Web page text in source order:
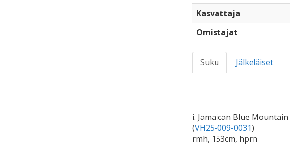
Kasvattaja
Omistajat
Suku Jälkeläiset
i. Jamaican Blue Mountain
(VH25-009-0031)
rmh, 153cm, hprn